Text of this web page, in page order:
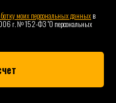
моих персональных данныхв
г. № 152-ФЗ "О персональных